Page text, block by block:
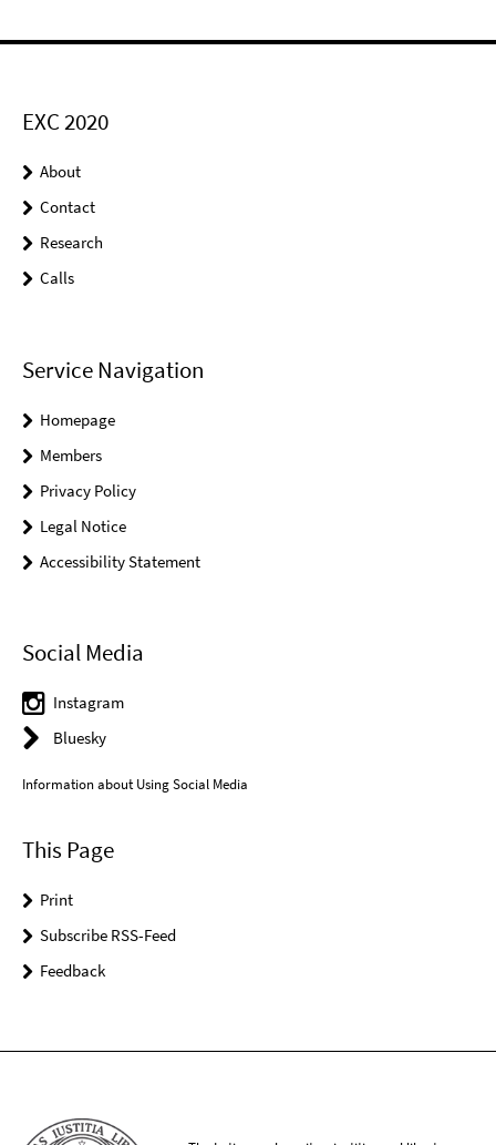
EXC 2020
About
Contact
Research
Calls
Service Navigation
Homepage
Members
Privacy Policy
Legal Notice
Accessibility Statement
Social Media
Instagram
Bluesky
Information about Using Social Media
This Page
Print
Subscribe RSS-Feed
Feedback